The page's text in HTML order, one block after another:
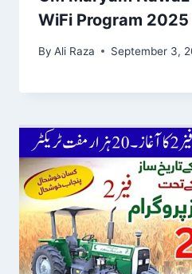
WiFi Program 2025
By Ali Raza September 3,